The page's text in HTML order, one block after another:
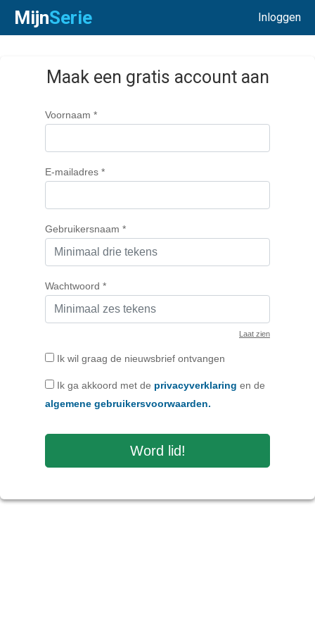
MijnSerie Inloggen
Maak een gratis account aan
Voornaam *
E-mailadres *
Gebruikersnaam *
Wachtwoord *
Laat zien
Ik wil graag de nieuwsbrief ontvangen
Ik ga akkoord met de privacyverklaring en de
algemene gebruikersvoorwaarden.
Word lid!